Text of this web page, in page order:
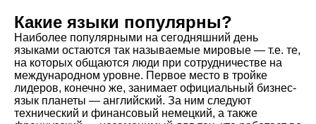
Какие языки популярны?
Наиболее популярными на сегодняшний день
языками остаются так называемые мировые — т.е. те,
на которых общаются люди при сотрудничестве на
международном уровне. Первое место в тройке
лидеров, конечно же, занимает официальный бизнес-
язык планеты — английский. За ним следуют
технический и финансовый немецкий, а также